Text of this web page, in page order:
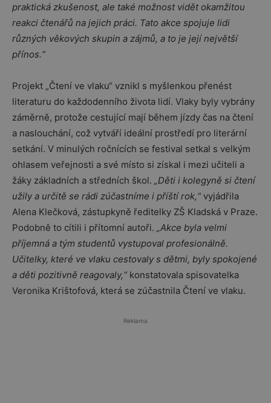
praktická zkušenost, ale také možnost vidět okamžitou
reakci čtenářů na jejich práci. Tato akce spojuje lidi
různých věkových skupin a zájmů, a to je její největší
přínos.“
Projekt „Čtení ve vlaku“ vznikl s myšlenkou přenést
literaturu do každodenního života lidí. Vlaky byly vybrány
záměrně, protože cestující mají během jízdy čas na čtení
a naslouchání, což vytváří ideální prostředí pro literární
setkání. V minulých ročnících se festival setkal s velkým
ohlasem veřejnosti a své místo si získal i mezi učiteli a
žáky základních a středních škol. „Děti i kolegyně si čtení
užily a určitě se rádi zúčastníme i příští rok,“vyjádřila
Alena Klečková, zástupkyně ředitelky ZŠ Kladská v Praze.
Podobně to cítili i přítomní autoři. „Akce byla velmi
příjemná a tým studentů vystupoval profesionálně.
Učitelky, které ve vlaku cestovaly s dětmi, byly spokojené
a děti pozitivně reagovaly,“konstatovala spisovatelka
Veronika Krištofová, která se zúčastnila Čtení ve vlaku.
Reklama